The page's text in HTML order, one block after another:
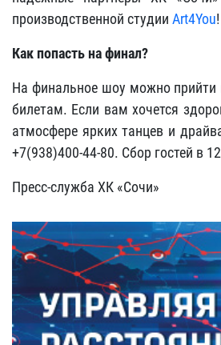
производственной студии Art4You!
Как попасть на финал?
На финальное шоу можно прийти
билетам. Если вам хочется
атмосфере ярких танцев и
+7(938)400-44-80. Сбор гостей в
Пресс-служба ХК «Сочи»